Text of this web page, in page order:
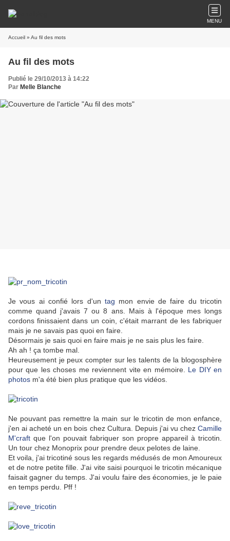
MENU
Accueil » Au fil des mots
Au fil des mots
Publié le 29/10/2013 à 14:22
Par Melle Blanche
Je vous ai confié lors d'un tag mon envie de faire du tricotin
comme quand j'avais 7 ou 8 ans. Mais à l'époque mes longs
cordons finissaient dans un coin, c'était marrant de les fabriquer
mais je ne savais pas quoi en faire.
Désormais je sais quoi en faire mais je ne sais plus les faire.
Ah ah ! ça tombe mal.
Heureusement je peux compter sur les talents de la blogosphère
pour que les choses me reviennent vite en mémoire. Le DIY en
photos m'a été bien plus pratique que les vidéos.
Ne pouvant pas remettre la main sur le tricotin de mon enfance,
j'en ai acheté un en bois chez Cultura. Depuis j'ai vu chez Camille
M'craft que l'on pouvait fabriquer son propre appareil à tricotin.
Un tour chez Monoprix pour prendre deux pelotes de laine.
Et voila, j'ai tricotiné sous les regards médusés de mon Amoureux
et de notre petite fille. J'ai vite saisi pourquoi le tricotin mécanique
faisait gagner du temps. J'ai voulu faire des économies, je le paie
en temps perdu. Pff !